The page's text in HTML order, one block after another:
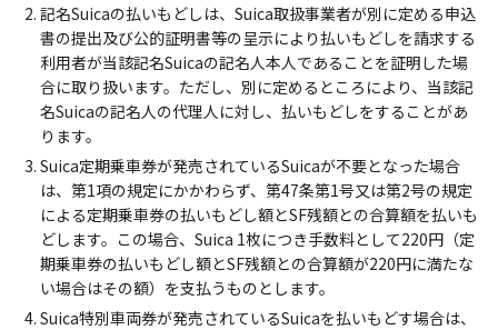
記名Suicaの払いもどしは、Suica取扱事業者が別に定める申込
書の提出及び公的証明書等の呈示により払いもどしを請求する
利用者が当該記名Suicaの記名人本人であることを証明した場
合に取り扱います。ただし、別に定めるところにより、当該記
名Suicaの記名人の代理人に対し、払いもどしをすることがあ
ります。
Suica定期乗車券が発売されているSuicaが不要となった場合
は、第1項の規定にかかわらず、第47条第1号又は第2号の規定
による定期乗車券の払いもどし額とSF残額との合算額を払いも
どします。この場合、Suica 1枚につき手数料として220円（定
期乗車券の払いもどし額とSF残額との合算額が220円に満たな
い場合はその額）を支払うものとします。
Suica特別車両券が発売されているSuicaを払いもどす場合は、